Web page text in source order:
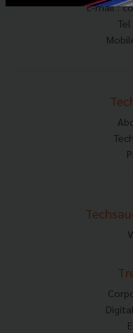
E-mail :